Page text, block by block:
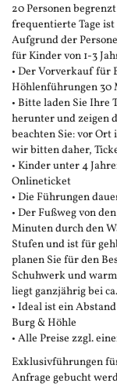
20 Personen
frequentierte Tage ist
Aufgrund der
für Kinder von 1-3
• Der Vorverkauf für
Höhlenführungen 30
• Bitte laden Sie Ihre
herunter und zeigen
beachten Sie: vor
wir bitten daher,
• Kinder unter 4
Onlineticket
• Die Führungen
• Der Fußweg von
Minuten durch den
Stufen und ist für
planen Sie für den
Schuhwerk und
liegt ganzjährig bei
• Ideal ist ein
Burg & Höhle
• Alle Preise zzgl.
Exklusivführungen
Anfrage gebucht